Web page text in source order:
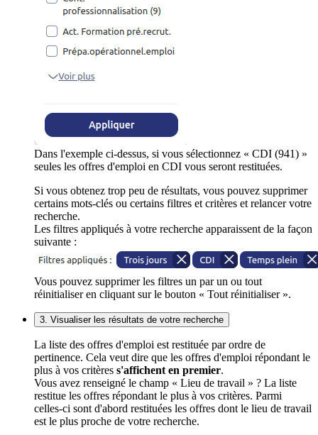
Dans l'exemple ci-dessus, si vous sélectionnez « CDI (941) »
seules les offres d'emploi en CDI vous seront restituées.
Si vous obtenez trop peu de résultats, vous pouvez supprimer
certains mots-clés ou certains filtres et critères et relancer votre
recherche.
Les filtres appliqués à votre recherche apparaissent de la façon
suivante :
Vous pouvez supprimer les filtres un par un ou tout
réinitialiser en cliquant sur le bouton « Tout réinitialiser ».
3. Visualiser les résultats de votre recherche
La liste des offres d'emploi est restituée par ordre de
pertinence. Cela veut dire que les offres d'emploi répondant le
plus à vos critères s'affichent en premier.
Vous avez renseigné le champ « Lieu de travail » ? La liste
restitue les offres répondant le plus à vos critères. Parmi
celles-ci sont d'abord restituées les offres dont le lieu de travail
est le plus proche de votre recherche.